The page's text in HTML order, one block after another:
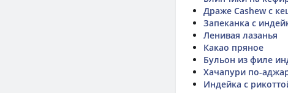
Драже Cashew с
Запеканка с
Ленивая лазанья
Какао пряное
Бульон из филе
Хачапури по-
Индейка с